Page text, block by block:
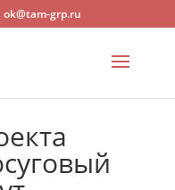
ok@tam-grp.ru